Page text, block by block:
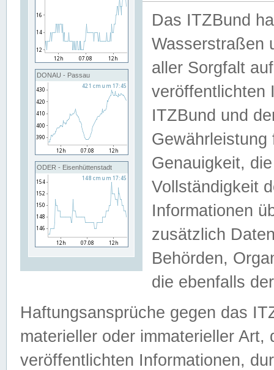
DONAU - Passau
ODER - Eisenhüttenstadt
Das ITZBund
Wasserstraßen
aller Sorgfalt
veröffentlichten
ITZBund und
Genauigkeit,
Vollständigkeit
Informationen
zusätzlich
Behörden,
die ebenfalls
Haftungsansprüche gegen das
materieller oder immaterieller
veröffentlichten Informationen,